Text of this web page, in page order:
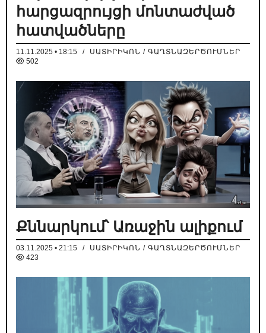
հարցազրույցի մոնտաժված
հատվածները
11.11.2025 • 18:15 /
ՍԱՏԻՐԻԿՈՆ / ԳԱՂՏՆԱԶԵՐԾՈՒՄՆԵՐ
502
Քննարկում՝ Առաջին ալիքում
03.11.2025 • 21:15 /
ՍԱՏԻՐԻԿՈՆ / ԳԱՂՏՆԱԶԵՐԾՈՒՄՆԵՐ
423